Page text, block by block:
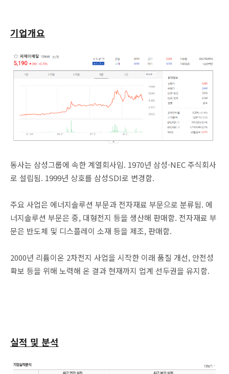
기업개요
동사는 삼성그룹에 속한 계열회사임. 1970년 삼성-NEC 주식회사
로 설립됨. 1999년 상호를 삼성SDI로 변경함.
주요 사업은 에너지솔루션 부문과 전자재료 부문으로 분류됨. 에
너지솔루션 부문은 중, 대형전지 등을 생산해 판매함. 전자재료 부
문은 반도체 및 디스플레이 소재 등을 제조, 판매함.
2000년 리튬이온 2차전지 사업을 시작한 이래 품질 개선, 안전성
확보 등을 위해 노력해 온 결과 현재까지 업계 선두권을 유지함.
실적 및 분석